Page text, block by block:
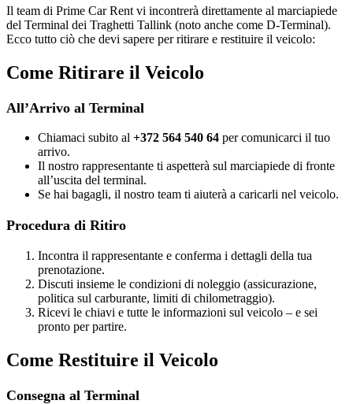
Il team di Prime Car Rent vi incontrerà direttamente al marciapiede
del Terminal dei Traghetti Tallink (noto anche come D-Terminal).
Ecco tutto ciò che devi sapere per ritirare e restituire il veicolo:
Come Ritirare il Veicolo
All’Arrivo al Terminal
Chiamaci subito al +372 564 540 64 per comunicarci il tuo
arrivo.
Il nostro rappresentante ti aspetterà sul marciapiede di fronte
all’uscita del terminal.
Se hai bagagli, il nostro team ti aiuterà a caricarli nel veicolo.
Procedura di Ritiro
Incontra il rappresentante e conferma i dettagli della tua
prenotazione.
Discuti insieme le condizioni di noleggio (assicurazione,
politica sul carburante, limiti di chilometraggio).
Ricevi le chiavi e tutte le informazioni sul veicolo – e sei
pronto per partire.
Come Restituire il Veicolo
Consegna al Terminal